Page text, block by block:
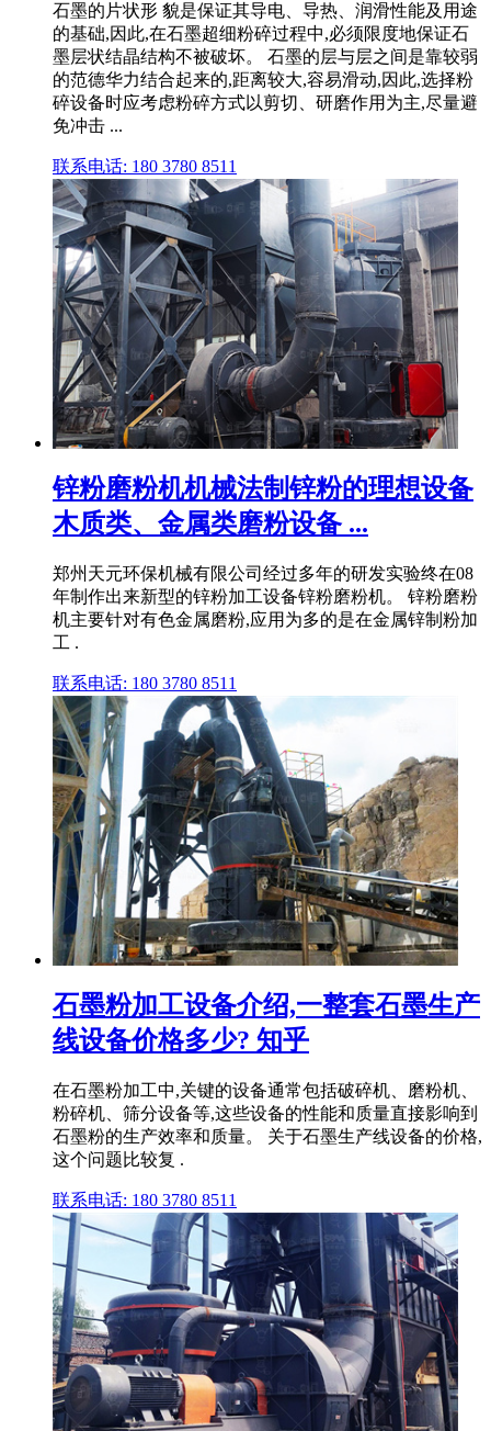
石墨的片状形 貌是保证其导电、导热、润滑性能及用途
的基础,因此,在石墨超细粉碎过程中,必须限度地保证石
墨层状结晶结构不被破坏。 石墨的层与层之间是靠较弱
的范德华力结合起来的,距离较大,容易滑动,因此,选择粉
碎设备时应考虑粉碎方式以剪切、研磨作用为主,尽量避
免冲击 ...
联系电话: 180 3780 8511
锌粉磨粉机机械法制锌粉的理想设备
木质类、金属类磨粉设备 ...
郑州天元环保机械有限公司经过多年的研发实验终在08
年制作出来新型的锌粉加工设备锌粉磨粉机。 锌粉磨粉
机主要针对有色金属磨粉,应用为多的是在金属锌制粉加
工 .
联系电话: 180 3780 8511
石墨粉加工设备介绍,一整套石墨生产
线设备价格多少? 知乎
在石墨粉加工中,关键的设备通常包括破碎机、磨粉机、
粉碎机、筛分设备等,这些设备的性能和质量直接影响到
石墨粉的生产效率和质量。 关于石墨生产线设备的价格,
这个问题比较复 .
联系电话: 180 3780 8511